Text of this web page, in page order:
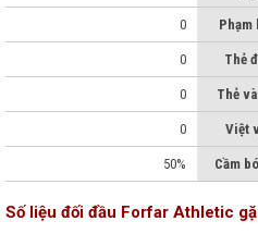
0 Phạm
0 Thẻ
0 Thẻ
0 Việt
50% Cầm
Số liệu đối đầu Forfar Athletic